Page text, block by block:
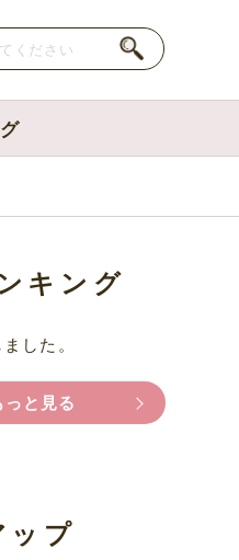
キング
した。
と見る
ップ